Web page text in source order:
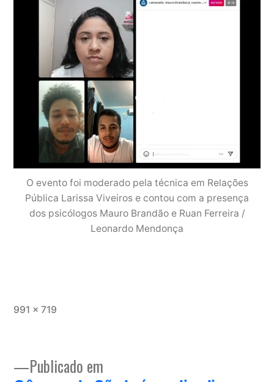
O evento foi moderado pela técnica em Relações
Pública Larissa Viveiros e contou com a presença
dos psicólogos Mauro Brandão e Ruan Ferreira /
Leonardo Mendonça
Tamanho
991 × 719
Navegação
Publicado em